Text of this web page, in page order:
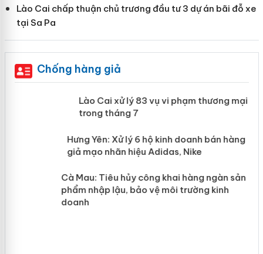
Lào Cai chấp thuận chủ trương đầu tư 3 dự án bãi đỗ xe
tại Sa Pa
Chống hàng giả
Lào Cai xử lý 83 vụ vi phạm thương
mại trong tháng 7
Hưng Yên: Xử lý 6 hộ kinh doanh bán
hàng giả mạo nhãn hiệu Adidas, Nike